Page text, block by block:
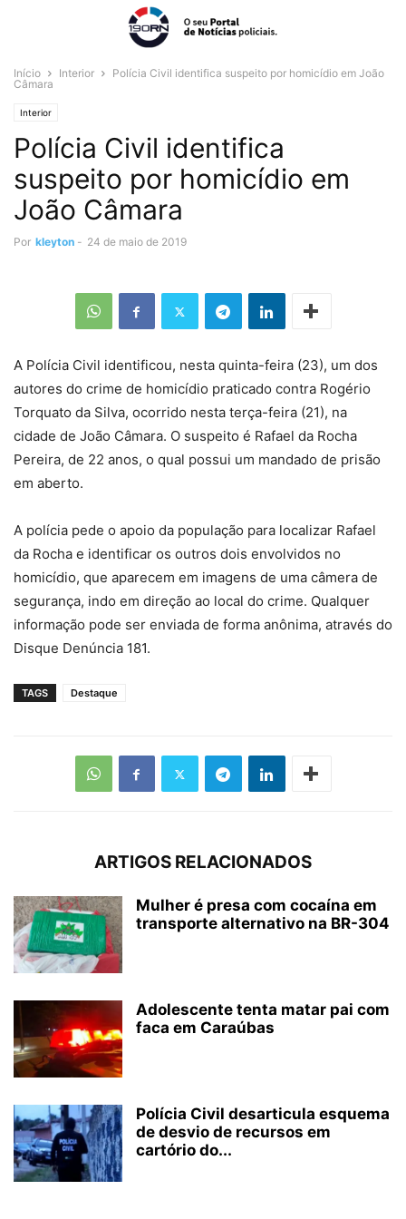
Início Interior
Polícia Civil identifica suspeito por homicídio em João
Câmara
Interior
Polícia Civil identifica
suspeito por homicídio em
João Câmara
Por kleyton - 24 de maio de 2019
A Polícia Civil identificou, nesta quinta-feira (23), um dos
autores do crime de homicídio praticado contra Rogério
Torquato da Silva, ocorrido nesta terça-feira (21), na
cidade de João Câmara. O suspeito é Rafael da Rocha
Pereira, de 22 anos, o qual possui um mandado de prisão
em aberto.
A polícia pede o apoio da população para localizar Rafael
da Rocha e identificar os outros dois envolvidos no
homicídio, que aparecem em imagens de uma câmera de
segurança, indo em direção ao local do crime. Qualquer
informação pode ser enviada de forma anônima, através do
Disque Denúncia 181.
TAGS Destaque
ARTIGOS RELACIONADOS
Mulher é presa com cocaína em
transporte alternativo na BR-304
Adolescente tenta matar pai com
faca em Caraúbas
Polícia Civil desarticula esquema
de desvio de recursos em
cartório do...